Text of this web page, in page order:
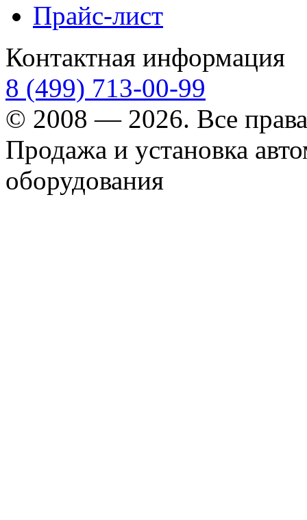
Прайс-лист
Контактная информация
8 (499) 713-00-99
© 2008 — 2026. Все
Продажа и установка
оборудования